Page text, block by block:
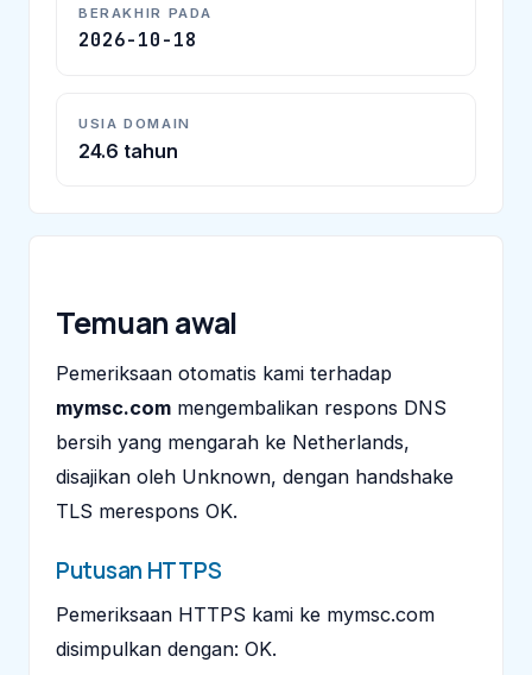
BERAKHIR PADA
2026-10-18
USIA DOMAIN
24.6 tahun
Temuan awal
Pemeriksaan otomatis kami terhadap
mymsc.com mengembalikan respons DNS
bersih yang mengarah ke Netherlands,
disajikan oleh Unknown, dengan handshake
TLS merespons OK.
Putusan HTTPS
Pemeriksaan HTTPS kami ke mymsc.com
disimpulkan dengan: OK.